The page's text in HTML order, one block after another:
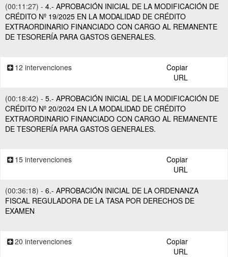
(00:11:27) - 4.- APROBACIÓN INICIAL DE LA MODIFICACIÓN DE
CRÉDITO Nº 19/2025 EN LA MODALIDAD DE CRÉDITO
EXTRAORDINARIO FINANCIADO CON CARGO AL REMANENTE
DE TESORERÍA PARA GASTOS GENERALES.
12 intervenciones
Copiar
URL
(00:18:42) - 5.- APROBACIÓN INICIAL DE LA MODIFICACIÓN DE
CRÉDITO Nº 20/2024 EN LA MODALIDAD DE CRÉDITO
EXTRAORDINARIO FINANCIADO CON CARGO AL REMANENTE
DE TESORERÍA PARA GASTOS GENERALES.
15 intervenciones
Copiar
URL
(00:36:18) - 6.- APROBACIÓN INICIAL DE LA ORDENANZA
FISCAL REGULADORA DE LA TASA POR DERECHOS DE
EXAMEN
20 intervenciones
Copiar
URL